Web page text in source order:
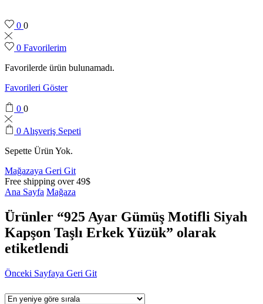
0 0
0 Favorilerim
Favorilerde ürün bulunamadı.
Favorileri Göster
0 0
0 Alışveriş Sepeti
Sepette Ürün Yok.
Mağazaya Geri Git
Free shipping over 49$
Ana Sayfa Mağaza
Ürünler “925 Ayar Gümüş Motifli Siyah
Kapşon Taşlı Erkek Yüzük” olarak
etiketlendi
Önceki Sayfaya Geri Git